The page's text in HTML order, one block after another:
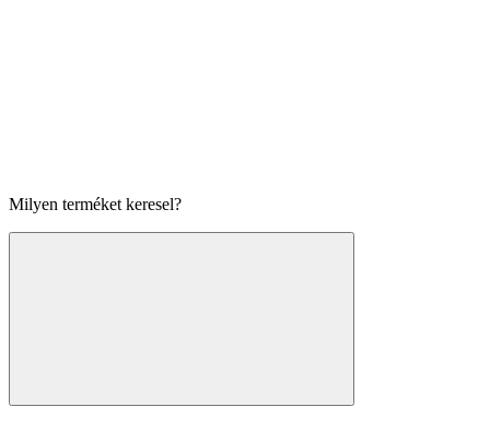
Milyen terméket keresel?